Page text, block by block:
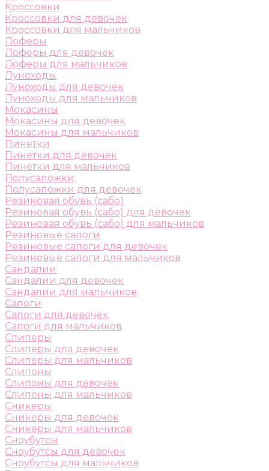
Кроссовки
Кроссовки для девочек
Кроссовки для мальчиков
Лоферы
Лоферы для девочек
Лоферы для мальчиков
Луноходы
Луноходы для девочек
Луноходы для мальчиков
Мокасины
Мокасины для девочек
Мокасины для мальчиков
Пинетки
Пинетки для девочек
Пинетки для мальчиков
Полусапожки
Полусапожки для девочек
Резиновая обувь (сабо)
Резиновая обувь (сабо) для девочек
Резиновая обувь (сабо) для мальчиков
Резиновые сапоги
Резиновые сапоги для девочек
Резиновые сапоги для мальчиков
Сандалии
Сандалии для девочек
Сандалии для мальчиков
Сапоги
Сапоги для девочек
Сапоги для мальчиков
Слиперы
Слиперы для девочек
Слиперы для мальчиков
Слипоны
Слипоны для девочек
Слипоны для мальчиков
Сникеры
Сникеры для девочек
Сникеры для мальчиков
Сноубутсы
Сноубутсы для девочек
Сноубутсы для мальчиков